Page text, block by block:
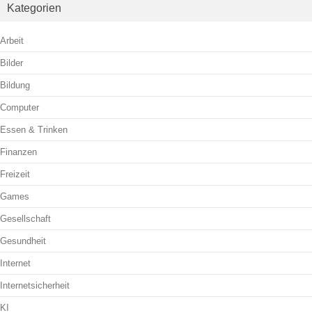
Kategorien
Arbeit
Bilder
Bildung
Computer
Essen & Trinken
Finanzen
Freizeit
Games
Gesellschaft
Gesundheit
Internet
Internetsicherheit
KI